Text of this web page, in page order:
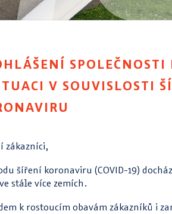
V SOUVISLOSTI
zákazníci,
šíření koronaviru (COVID-19)
stále více zemích.
k rostoucím obavám zákazníků i